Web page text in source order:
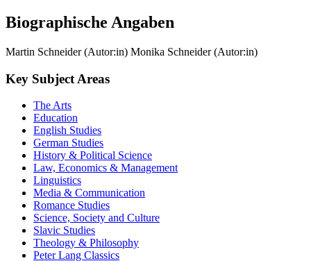
Biographische Angaben
Martin Schneider (Autor:in) Monika Schneider (Autor:in)
Key Subject Areas
The Arts
Education
English Studies
German Studies
History & Political Science
Law, Economics & Management
Linguistics
Media & Communication
Romance Studies
Science, Society and Culture
Slavic Studies
Theology & Philosophy
Peter Lang Classics